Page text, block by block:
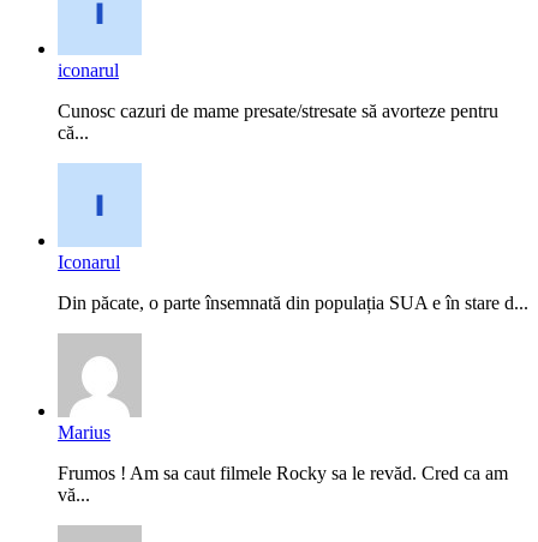
iconarul
Cunosc cazuri de mame presate/stresate să avorteze pentru
că...
Iconarul
Din păcate, o parte însemnată din populația SUA e în stare d...
Marius
Frumos ! Am sa caut filmele Rocky sa le revăd. Cred ca am
vă...